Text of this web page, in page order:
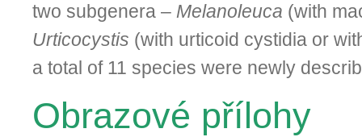
two subgenera – Melanoleuca (with
Urticocystis (with urticoid cystidia or
a total of 11 species were newly
Obrazové přílohy